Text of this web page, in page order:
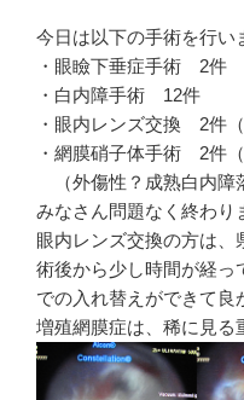
今日は以下の手術を行い
・眼瞼下垂症手術 2件
・白内障手術 12件
・眼内レンズ交換 2件
・網膜硝子体手術 2件
（外傷性？成熟白内障
みなさん問題なく終わり
眼内レンズ交換の方は
術後から少し時間が経っ
での入れ替えができて良
増殖網膜症は、稀に見る